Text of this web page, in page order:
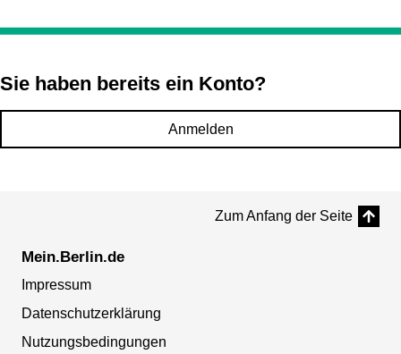
Sie haben bereits ein Konto?
Anmelden
Zum Anfang der Seite
Mein.Berlin.de
Impressum
Datenschutzerklärung
Nutzungsbedingungen